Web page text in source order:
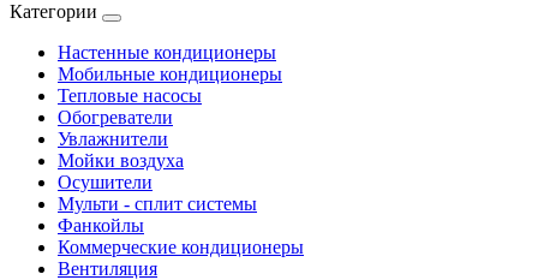
Категории
Настенные кондиционеры
Мобильные кондиционеры
Тепловые насосы
Обогреватели
Увлажнители
Мойки воздуха
Осушители
Мульти - сплит системы
Фанкойлы
Коммерческие кондиционеры
Вентиляция